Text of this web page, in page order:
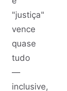
"justiça"
vence
quase
tudo
—
inclusive,